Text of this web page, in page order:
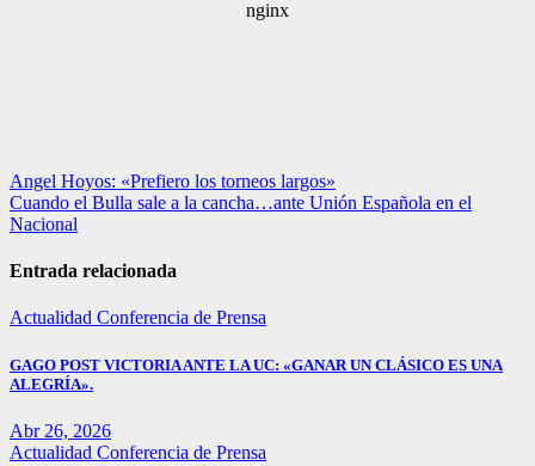
Navegación
de
Angel Hoyos: «Prefiero los torneos largos»
Cuando el Bulla sale a la cancha…ante Unión Española en el
Nacional
Entrada relacionada
Actualidad Conferencia de Prensa
GAGO POST VICTORIA ANTE LA UC: «GANAR UN CLÁSICO ES UNA
ALEGRÍA».
Abr 26, 2026
Actualidad Conferencia de Prensa